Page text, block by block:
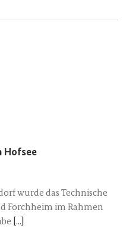
Hofsee
wurde das Technische
Forchheim im Rahmen
[...]